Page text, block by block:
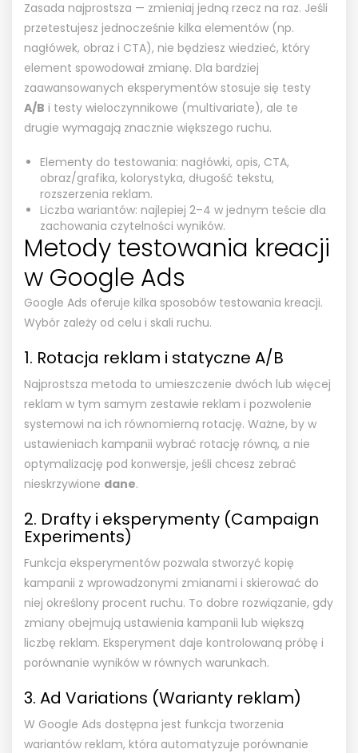
Zasada najprostsza — zmieniaj jedną rzecz na raz. Jeśli
przetestujesz jednocześnie kilka elementów (np.
nagłówek, obraz i CTA), nie będziesz wiedzieć, który
element spowodował zmianę. Dla bardziej
zaawansowanych eksperymentów stosuje się testy
A/B i testy wieloczynnikowe (multivariate), ale te
drugie wymagają znacznie większego ruchu.
Elementy do testowania: nagłówki, opis, CTA,
obraz/grafika, kolorystyka, długość tekstu,
rozszerzenia reklam.
Liczba wariantów: najlepiej 2–4 w jednym teście dla
zachowania czytelności wyników.
Metody testowania kreacji
w Google Ads
Google Ads oferuje kilka sposobów testowania kreacji.
Wybór zależy od celu i skali ruchu.
1. Rotacja reklam i statyczne A/B
Najprostsza metoda to umieszczenie dwóch lub więcej
reklam w tym samym zestawie reklam i pozwolenie
systemowi na ich równomierną rotację. Ważne, by w
ustawieniach kampanii wybrać rotację równą, a nie
optymalizację pod konwersje, jeśli chcesz zebrać
nieskrzywione dane.
2. Drafty i eksperymenty (Campaign
Experiments)
Funkcja eksperymentów pozwala stworzyć kopię
kampanii z wprowadzonymi zmianami i skierować do
niej określony procent ruchu. To dobre rozwiązanie, gdy
zmiany obejmują ustawienia kampanii lub większą
liczbę reklam. Eksperyment daje kontrolowaną próbę i
porównanie wyników w równych warunkach.
3. Ad Variations (Warianty reklam)
W Google Ads dostępna jest funkcja tworzenia
wariantów reklam, która automatyzuje porównanie